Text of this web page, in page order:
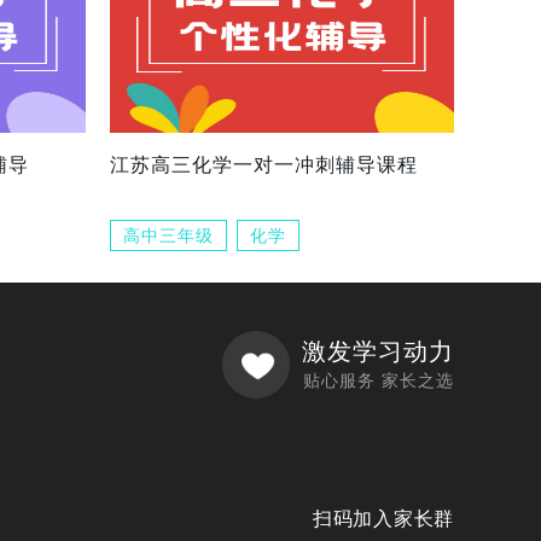
导 江苏高三化学一对一冲刺辅导课程
高中三年级 化学
激发学习动力
贴心服务 家长之选
扫码加入家长群